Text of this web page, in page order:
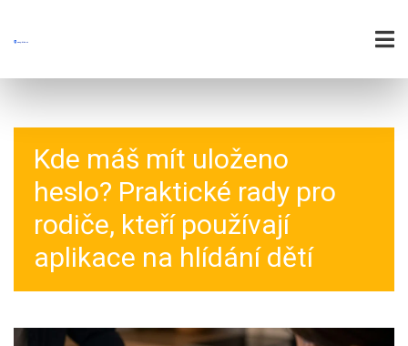
Kde máš mít uloženo
heslo? Praktické rady pro
rodiče, kteří používají
aplikace na hlídání dětí